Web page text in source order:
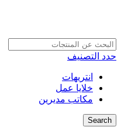
حدد التصنيف
انتريهات
خلايا عمل
مكاتب مديرين
Search